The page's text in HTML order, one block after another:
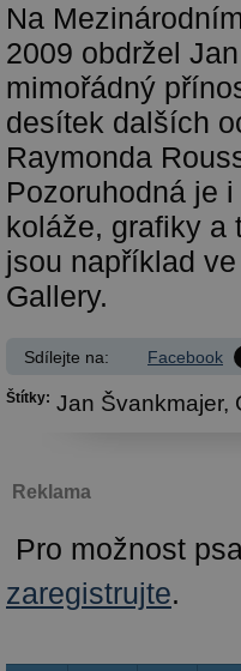
Na
2009 obdržel
mimořádný
desítek dalších
Raymonda
Pozoruhodná je
koláže, grafiky a
jsou například
Gallery.
Sdílejte na: Facebook
Štítky: Jan Švankmajer,
Reklama
Pro možnost
zaregistrujte.